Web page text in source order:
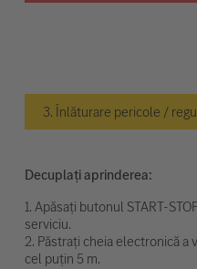
3. Înlăturare pericole /
Decuplați aprinderea:
1. Apăsați butonul START-
serviciu.
2. Păstrați cheia electronică a
cel puțin 5 m.